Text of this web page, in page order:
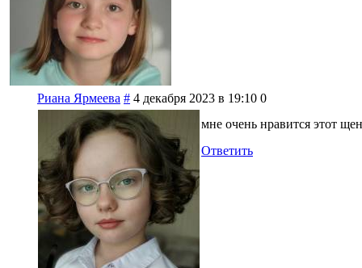
Риана Ярмеева # 4 декабря 2023 в 19:10 0
мне очень нравится этот
Ответить